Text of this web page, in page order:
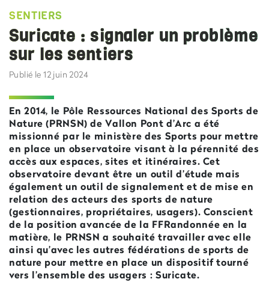
SENTIERS
Suricate : signaler un problème
sur les sentiers
Publié le 12 juin 2024
En 2014, le Pôle Ressources National des Sports de
Nature (PRNSN) de Vallon Pont d’Arc a été
missionné par le ministère des Sports pour mettre
en place un observatoire visant à la pérennité des
accès aux espaces, sites et itinéraires. Cet
observatoire devant être un outil d’étude mais
également un outil de signalement et de mise en
relation des acteurs des sports de nature
(gestionnaires, propriétaires, usagers). Conscient
de la position avancée de la FFRandonnée en la
matière, le PRNSN a souhaité travailler avec elle
ainsi qu’avec les autres fédérations de sports de
nature pour mettre en place un dispositif tourné
vers l’ensemble des usagers : Suricate.